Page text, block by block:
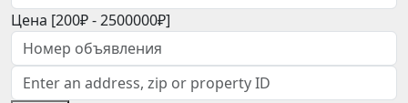
Цена [200₽-2500000₽]